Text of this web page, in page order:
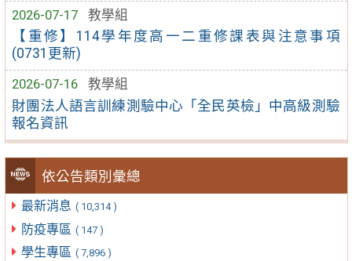
2026-07-17
教學組
【重修】114學年度高一二重修課表與注意事項
(0731更新)
2026-07-16
教學組
財團法人語言訓練測驗中心「全民英檢」中高級測驗
報名資訊
依公告類別彙總
最新消息 ( 10,314 )
防疫專區 ( 147 )
學生專區 ( 7,896 )